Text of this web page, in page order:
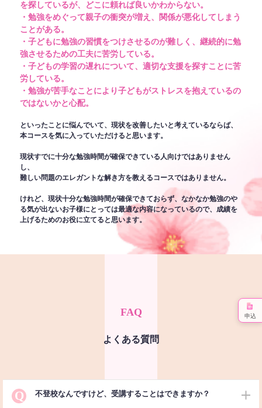
を探しているが、どこに頼れば良いかわからない。
・勉強をめぐって親子の衝突が増え、関係が悪化してしまう
ことがある。
・子どもに勉強の習慣をつけさせるのが難しく、継続的に勉
強させるための工夫に苦労している。
・子どもの学習の遅れについて、適切な支援を探すことに苦
労している。
・勉強が苦手なことにより子どもがストレスを抱えているの
ではないかと心配。
といったことに悩んでいて、現状を改善したいと考えているならば、
本コースを気に入っていただけると思います。
現状すでに十分な勉強時間が確保できている人向けではありません
し、
難しい問題のエレガントな解き方を教えるコースではありません。
けれど、現状十分な勉強時間が確保できておらず、なかなか勉強のや
る気が出ないお子様にとっては最適な内容になっているので、成績を
上げるためのお役に立てると思います。
FAQ
よくある質問
Q 不登校なんですけど、受講することはできますか？
申込